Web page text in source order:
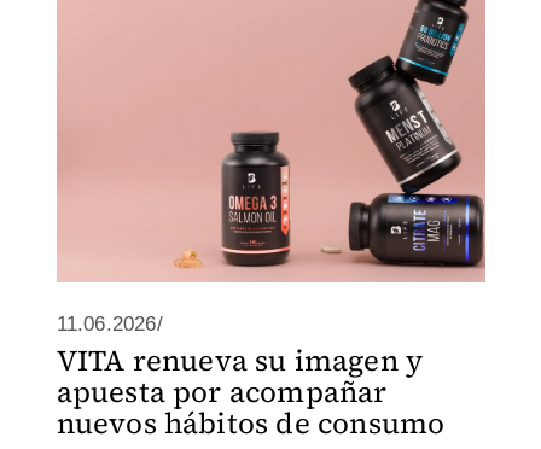
11.06.2026/
VITA renueva su imagen y
apuesta por acompañar
nuevos hábitos de consumo